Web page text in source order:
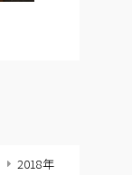
2018年